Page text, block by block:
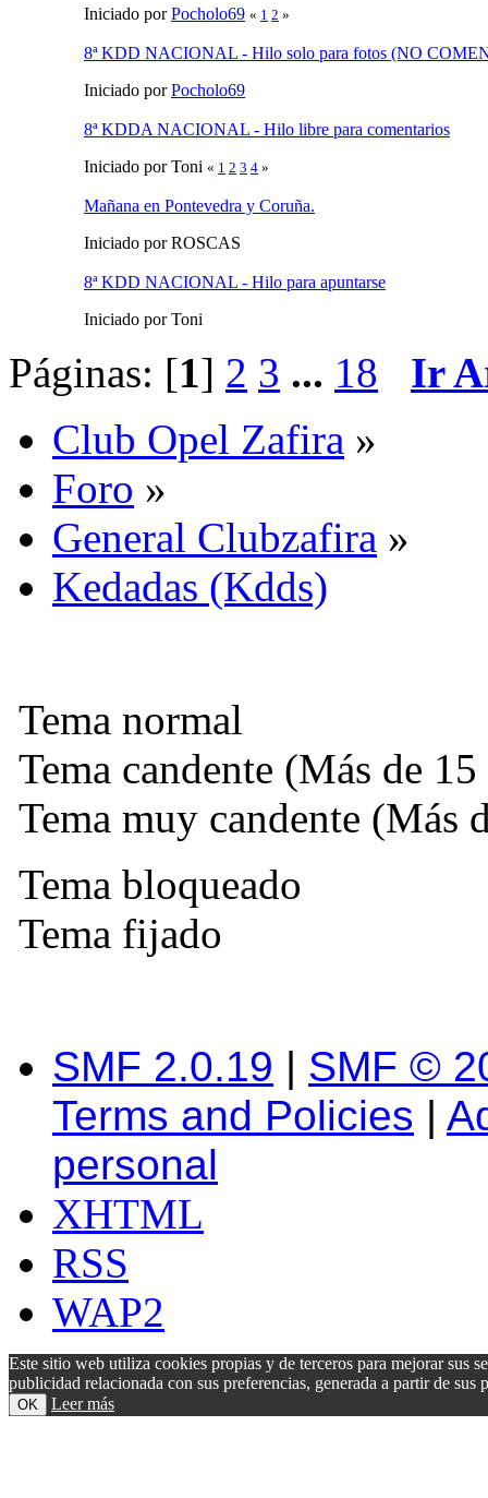
Iniciado porPocholo69 « 1 2 »
8ª KDD NACIONAL - Hilo solo para fotos (NO
Iniciado porPocholo69
8ª KDDA NACIONAL - Hilo libre para comentarios
Iniciado por Toni « 1 2 3 4 »
Mañana en Pontevedra y Coruña.
Iniciado por ROSCAS
8ª KDD NACIONAL - Hilo para apuntarse
Iniciado por Toni
Páginas: [1] 2 3 ... 18
Ir
Club Opel Zafira »
Foro »
General Clubzafira »
Kedadas (Kdds)
Tema normal
Tema candente (Más de 15
Tema muy candente (Más
Tema bloqueado
Tema fijado
SMF 2.0.19 | SMF ©
Terms and Policies |
personal
XHTML
RSS
WAP2
Este sitio web utiliza cookies propias y de terceros para mejorar sus
publicidad relacionada con sus preferencias, generada a partir de
OK Leer más